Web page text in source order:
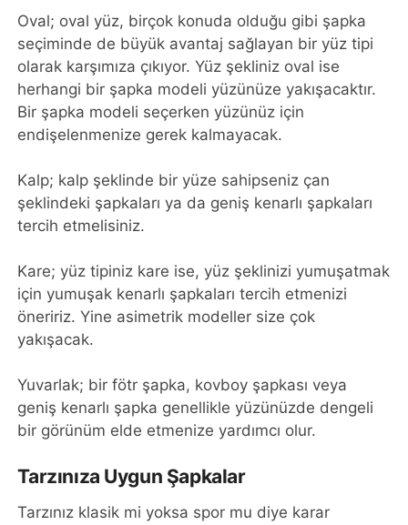
Oval; oval yüz, birçok konuda olduğu gibi şapka
seçiminde de büyük avantaj sağlayan bir yüz tipi
olarak karşımıza çıkıyor. Yüz şekliniz oval ise
herhangi bir şapka modeli yüzünüze yakışacaktır.
Bir şapka modeli seçerken yüzünüz için
endişelenmenize gerek kalmayacak.
Kalp; kalp şeklinde bir yüze sahipseniz çan
şeklindeki şapkaları ya da geniş kenarlı şapkaları
tercih etmelisiniz.
Kare; yüz tipiniz kare ise, yüz şeklinizi yumuşatmak
için yumuşak kenarlı şapkaları tercih etmenizi
öneririz. Yine asimetrik modeller size çok
yakışacak.
Yuvarlak; bir fötr şapka, kovboy şapkası veya
geniş kenarlı şapka genellikle yüzünüzde dengeli
bir görünüm elde etmenize yardımcı olur.
Tarzınıza Uygun Şapkalar
Tarzınız klasik mi yoksa spor mu diye karar